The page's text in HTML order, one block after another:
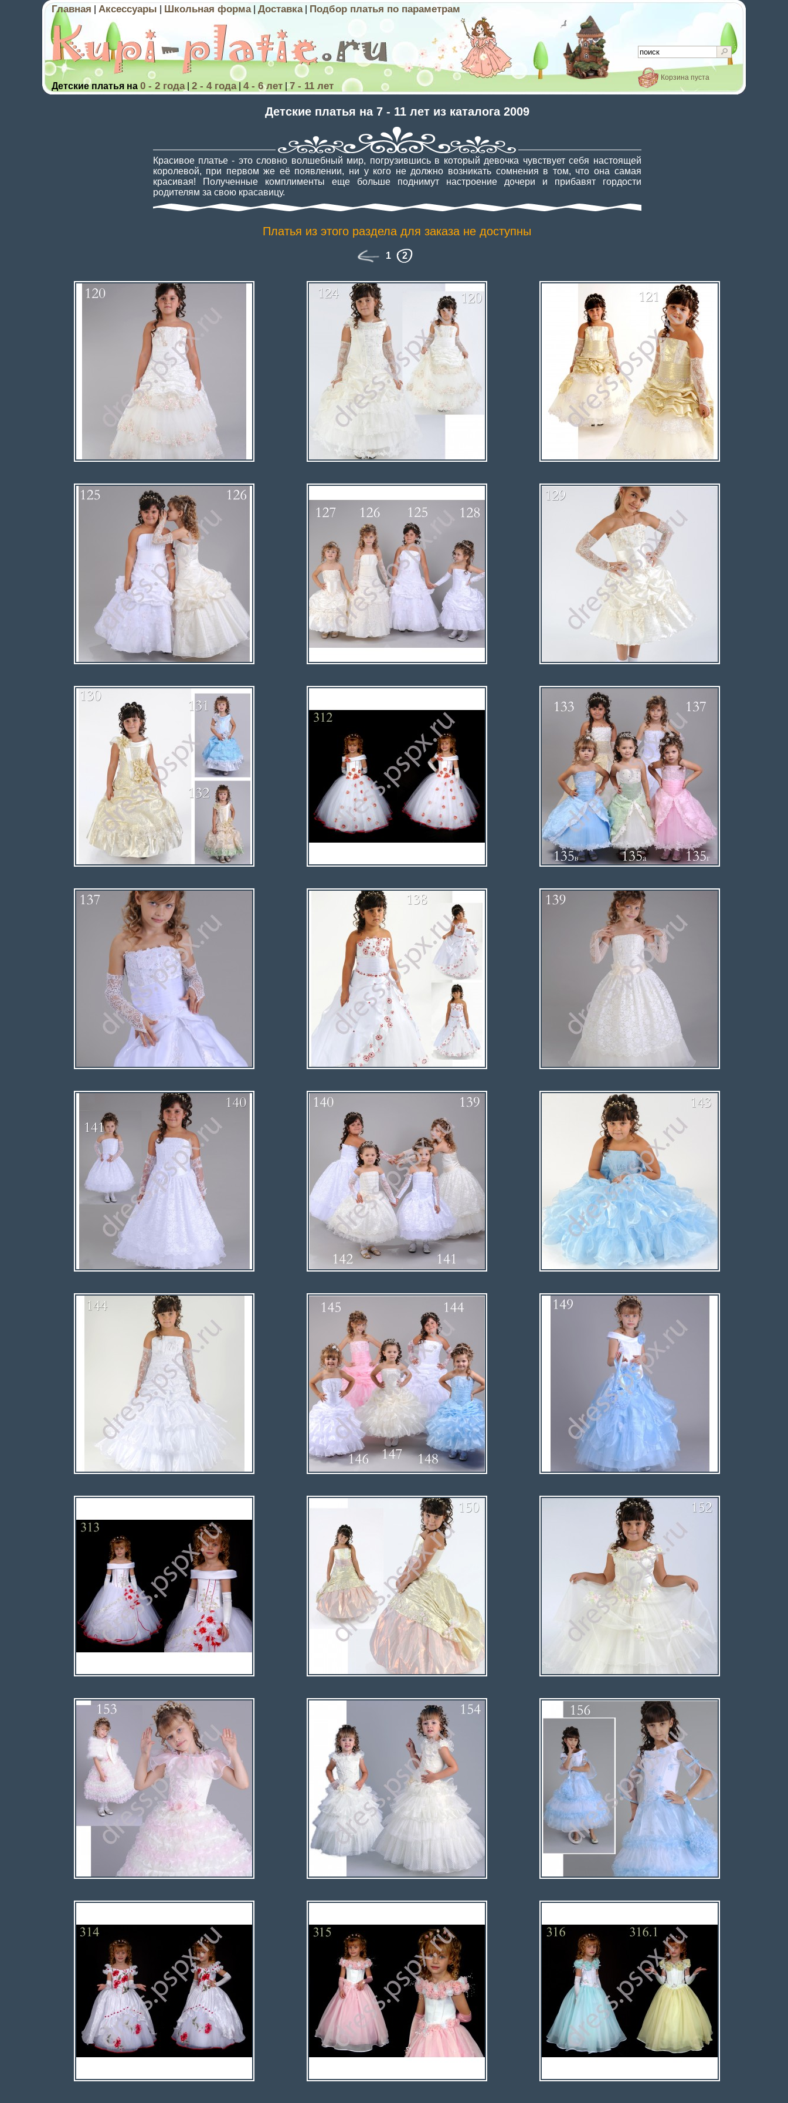
Главная Аксессуары Школьная форма| Доставка| Подбор платья по параметрам
Детские платья на 0 - 2 года| 2 - 4 года| 4 - 6 лет |7 - 11 лет
Корзина пуста
Детские платья на 7 - 11 лет из каталога 2009
Красивое платье - это словно волшебный мир, погрузившись в который девочка чувствует себя настоящей
королевой, при первом же её появлении, ни у кого не должно возникать сомнения в том, что она самая
красивая! Полученные комплименты еще больше поднимут настроение дочери и прибавят гордости
родителям за свою красавицу.
Платья из этого раздела для заказа не доступны
1 2